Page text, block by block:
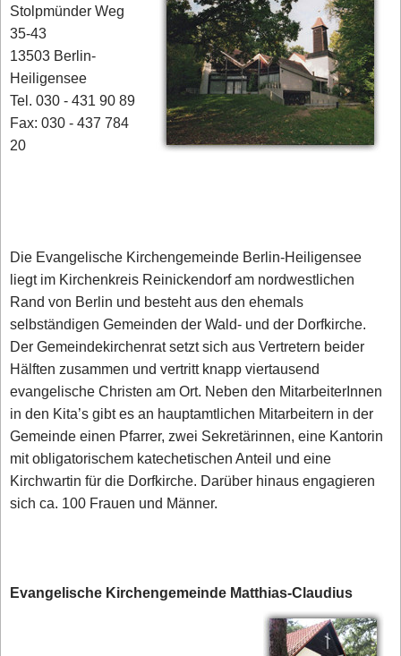
Stolpmünder Weg
35-43
13503 Berlin-
Heiligensee
Tel. 030 - 431 90 89
Fax: 030 - 437 784
20
Die Evangelische Kirchengemeinde Berlin-Heiligensee
liegt im Kirchenkreis Reinickendorf am nordwestlichen
Rand von Berlin und besteht aus den ehemals
selbständigen Gemeinden der Wald- und der Dorfkirche.
Der Gemeindekirchenrat setzt sich aus Vertretern beider
Hälften zusammen und vertritt knapp viertausend
evangelische Christen am Ort. Neben den MitarbeiterInnen
in den Kita’s gibt es an hauptamtlichen Mitarbeitern in der
Gemeinde einen Pfarrer, zwei Sekretärinnen, eine Kantorin
mit obligatorischem katechetischen Anteil und eine
Kirchwartin für die Dorfkirche. Darüber hinaus engagieren
sich ca. 100 Frauen und Männer.
Evangelische Kirchengemeinde Matthias-Claudius